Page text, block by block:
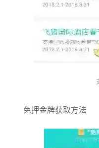
免押金牌获取方法